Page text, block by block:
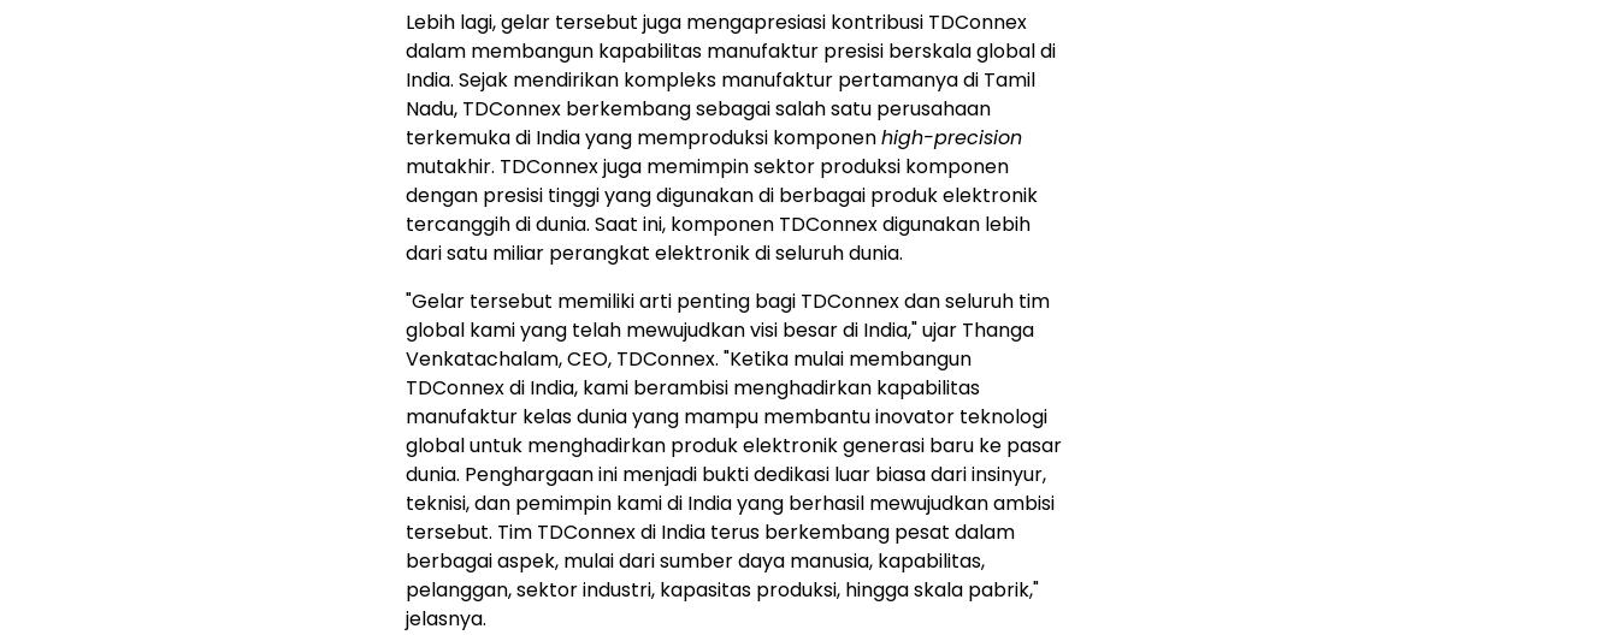
Lebih lagi, gelar tersebut juga mengapresiasi kontribusi TDConnex
dalam membangun kapabilitas manufaktur presisi berskala global di
India. Sejak mendirikan kompleks manufaktur pertamanya di Tamil
Nadu, TDConnex berkembang sebagai salah satu perusahaan
terkemuka di India yang memproduksi komponenhigh-precision
mutakhir. TDConnex juga memimpin sektor produksi komponen
dengan presisi tinggi yang digunakan di berbagai produk elektronik
tercanggih di dunia. Saat ini, komponen TDConnex digunakan lebih
dari satu miliar perangkat elektronik di seluruh dunia.
"Gelar tersebut memiliki arti penting bagi TDConnex dan seluruh tim
global kami yang telah mewujudkan visi besar di India," ujar Thanga
Venkatachalam, CEO, TDConnex. "Ketika mulai membangun
TDConnex di India, kami berambisi menghadirkan kapabilitas
manufaktur kelas dunia yang mampu membantu inovator teknologi
global untuk menghadirkan produk elektronik generasi baru ke pasar
dunia. Penghargaan ini menjadi bukti dedikasi luar biasa dari insinyur,
teknisi, dan pemimpin kami di India yang berhasil mewujudkan ambisi
tersebut. Tim TDConnex di India terus berkembang pesat dalam
berbagai aspek, mulai dari sumber daya manusia, kapabilitas,
pelanggan, sektor industri, kapasitas produksi, hingga skala pabrik,"
jelasnya.